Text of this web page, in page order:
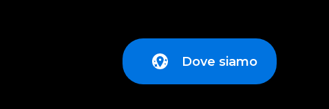
Dove siamo